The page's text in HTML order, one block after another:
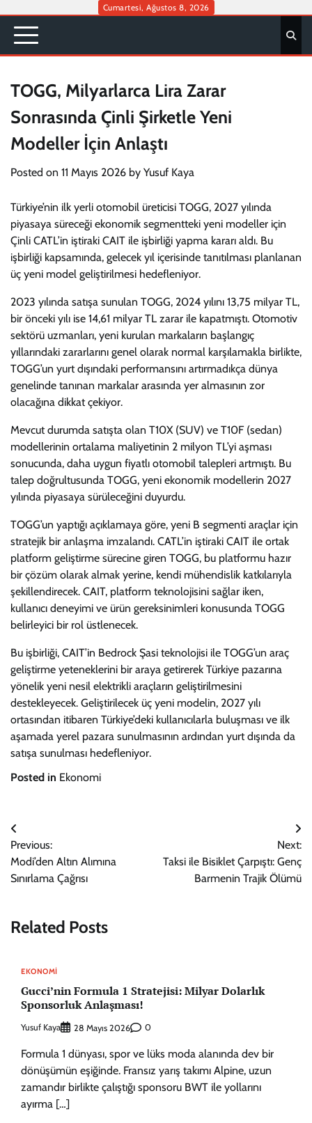
content
Cumartesi, Ağustos 8, 2026
TOGG, Milyarlarca Lira Zarar
Sonrasında Çinli Şirketle Yeni
Modeller İçin Anlaştı
Posted on 11 Mayıs 2026 by Yusuf Kaya
Türkiye’nin ilk yerli otomobil üreticisi TOGG, 2027 yılında
piyasaya süreceği ekonomik segmentteki yeni modeller için
Çinli CATL’in iştiraki CAIT ile işbirliği yapma kararı aldı. Bu
işbirliği kapsamında, gelecek yıl içerisinde tanıtılması planlanan
üç yeni model geliştirilmesi hedefleniyor.
2023 yılında satışa sunulan TOGG, 2024 yılını 13,75 milyar TL,
bir önceki yılı ise 14,61 milyar TL zarar ile kapatmıştı. Otomotiv
sektörü uzmanları, yeni kurulan markaların başlangıç
yıllarındaki zararlarını genel olarak normal karşılamakla birlikte,
TOGG’un yurt dışındaki performansını artırmadıkça dünya
genelinde tanınan markalar arasında yer almasının zor
olacağına dikkat çekiyor.
Mevcut durumda satışta olan T10X (SUV) ve T10F (sedan)
modellerinin ortalama maliyetinin 2 milyon TL’yi aşması
sonucunda, daha uygun fiyatlı otomobil talepleri artmıştı. Bu
talep doğrultusunda TOGG, yeni ekonomik modellerin 2027
yılında piyasaya sürüleceğini duyurdu.
TOGG’un yaptığı açıklamaya göre, yeni B segmenti araçlar için
stratejik bir anlaşma imzalandı. CATL’in iştiraki CAIT ile ortak
platform geliştirme sürecine giren TOGG, bu platformu hazır
bir çözüm olarak almak yerine, kendi mühendislik katkılarıyla
şekillendirecek. CAIT, platform teknolojisini sağlar iken,
kullanıcı deneyimi ve ürün gereksinimleri konusunda TOGG
belirleyici bir rol üstlenecek.
Bu işbirliği, CAIT’in Bedrock Şasi teknolojisi ile TOGG’un araç
geliştirme yeteneklerini bir araya getirerek Türkiye pazarına
yönelik yeni nesil elektrikli araçların geliştirilmesini
destekleyecek. Geliştirilecek üç yeni modelin, 2027 yılı
ortasından itibaren Türkiye’deki kullanıcılarla buluşması ve ilk
aşamada yerel pazara sunulmasının ardından yurt dışında da
satışa sunulması hedefleniyor.
Posted in Ekonomi
Yazı
gezinmesi
Previous:
Modi’den Altın Alımına
Sınırlama Çağrısı
Next:
Taksi ile Bisiklet Çarpıştı: Genç
Barmenin Trajik Ölümü
Related Posts
EKONOMI
Gucci’nin Formula 1 Stratejisi: Milyar Dolarlık
Sponsorluk Anlaşması!
Yusuf Kaya 28 Mayıs 2026 0
Formula 1 dünyası, spor ve lüks moda alanında dev bir
dönüşümün eşiğinde. Fransız yarış takımı Alpine, uzun
zamandır birlikte çalıştığı sponsoru BWT ile yollarını
ayırma […]